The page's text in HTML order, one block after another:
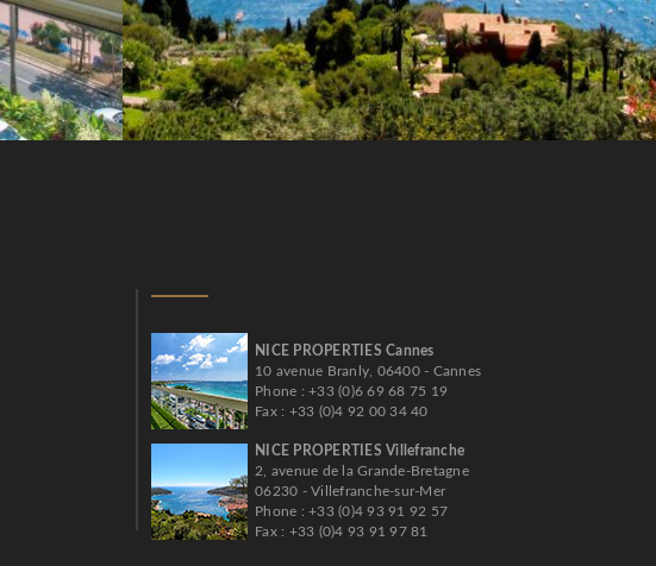
NICE PROPERTIES Cannes
10 avenue Branly, 06400 - Cannes
Phone : +33 (0)6 69 68 75 19
Fax : +33 (0)4 92 00 34 40
NICE PROPERTIES Villefranche
2, avenue de la Grande-Bretagne
06230 - Villefranche-sur-Mer
Phone : +33 (0)4 93 91 92 57
Fax : +33 (0)4 93 91 97 81